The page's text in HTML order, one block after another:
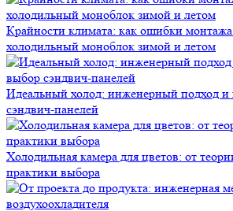
Крайности климата: как ошибки
холодильный моноблок зимой и летом
Идеальный холод: инженерный подход и
сэндвич-панелей
Холодильная камера для цветов: от
практики выбора